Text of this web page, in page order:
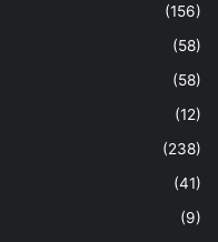
(156)
(58)
(58)
(12)
(238)
(41)
(9)